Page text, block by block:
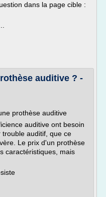
dans la page cible :
auditive ? -
prothèse auditive
auditive ont besoin
auditif, que ce
Le prix d'un prothèse
caractéristiques, mais